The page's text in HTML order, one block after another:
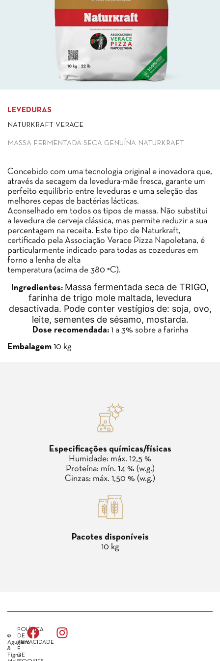
LEVEDURAS
NATURKRAFT VERACE
MASSA FERMENTADA SECA GENUÍNA NATURKRAFT
Concebido com uma tecnologia original e inovadora que,
através da secagem da levedura-mãe fresca, garante um
perfeito equilíbrio entre leveduras e uma seleção das
melhores cepas de bactérias lácticas.
Aconselhado em todos os tipos de massa. Não substitui
a levedura de cerveja clássica, mas permite reduzir a sua
percentagem na receita. Este tipo de Naturkraft,
certificado pela Associação Verace Pizza Napoletana, é
particularmente indicado para todas as cozeduras em
forno a lenha de alta
temperatura (acima de 380 °C).
Ingredientes: Massa fermentada seca de TRIGO,
farinha de trigo mole maltada, levedura
desactivada. Pode conter vestígios de: soja, ovo,
leite, sementes de sésamo, mostarda.
Dose recomendada: 1 a 3% sobre a farinha
Embalagem 10 kg
Especificações químicas/físicas
Humidade: máx. 12,5 %
Proteína: mín. 14 % (w.g.)
Cinzas: máx. 1,50 % (w.g.)
Pacotes disponíveis
10 kg
©
Agugiaro
&
Figna
POLÍTICA
DE
PRIVACIDADE
E
DE